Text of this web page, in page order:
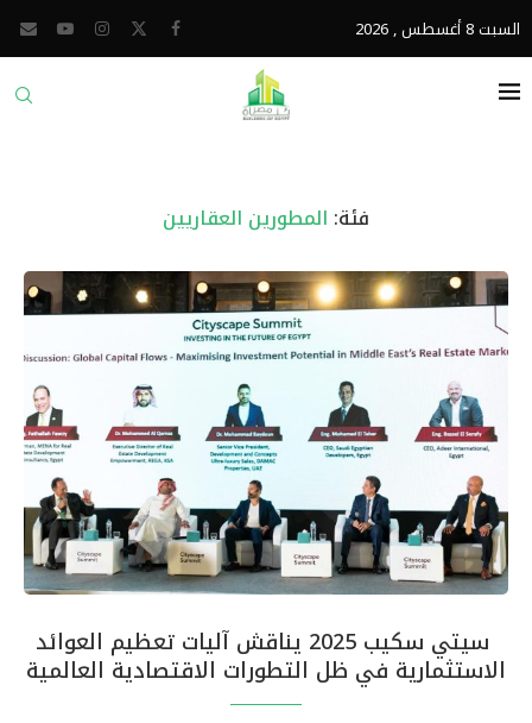
السبت 8 أغسطس , 2026
فئة: المطورين العقاريين
سيتي سكيب 2025 يناقش آليات تعظيم العوائد
الاستثمارية في ظل التطورات الاقتصادية العالمية